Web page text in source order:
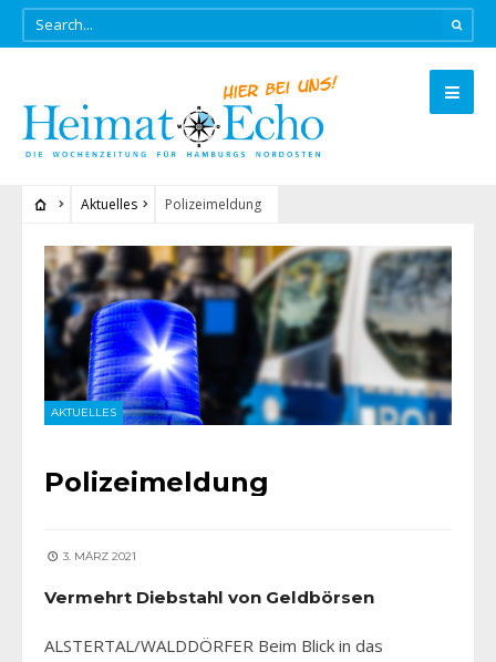
Aktuelles Polizeimeldung
AKTUELLES
Polizeimeldung
3. MÄRZ 2021
Vermehrt Diebstahl von Geldbörsen
ALSTERTAL/WALDDÖRFER Beim Blick in das